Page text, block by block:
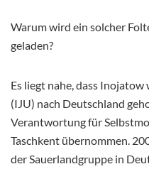
Warum wird ein solcher
geladen?
Es liegt nahe, dass
(IJU) nach Deutschland
Verantwortung für
Taschkent übernommen.
der Sauerlandgruppe in